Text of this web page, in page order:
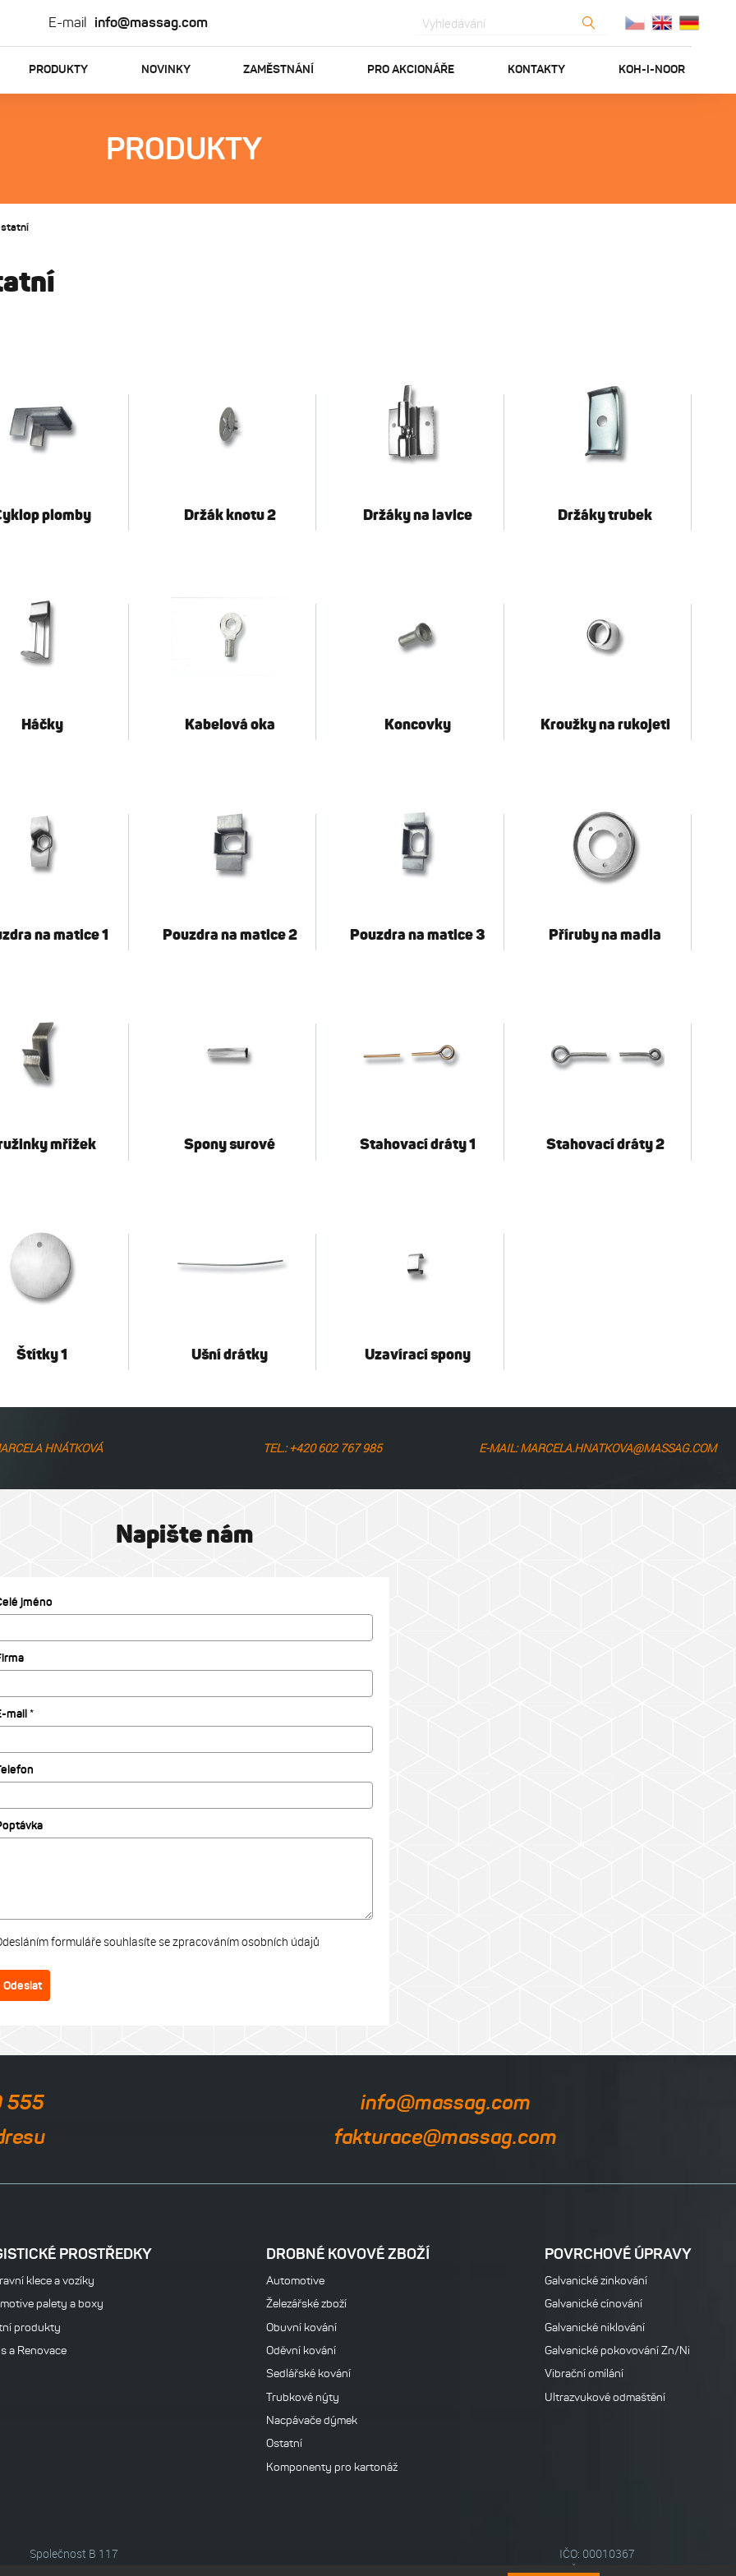
E-mail info@massag.com
PRODUKTY NOVINKY ZAMĚSTNÁNÍ PRO AKCIONÁŘE KONTAKTY KOH-I-NOOR
PRODUKTY
plomby Držák knotu 2 Držáky na lavice Držáky trubek
Háčky Kabelová oka Koncovky Kroužky na rukojeti
na matice 1 Pouzdra na matice 2 Pouzdra na matice 3 Příruby na madla
mřížek Spony surové Stahovací dráty 1 Stahovací dráty 2
Štítky 1 Ušní drátky Uzavírací spony
HNÁTKOVÁ TEL.: +420 602 767 985 E-MAIL: MARCELA.HNATKOVA@MASSAG.COM
Napište nám
jméno
mail *
formuláře souhlasíte se zpracováním osobních údajů
Odeslat
555
info@massag.com
fakturace@massag.com
PROSTŘEDKY
klece a vozíky
palety a boxy
produkty
a Renovace
DROBNÉ KOVOVÉ ZBOŽÍ
Automotive
Železářské zboží
Obuvní kování
Oděvní kování
Sedlářské kování
Trubkové nýty
Nacpávače dýmek
Ostatní
Komponenty pro kartonáž
POVRCHOVÉ ÚPRAVY
Galvanické zinkování
Galvanické cínování
Galvanické niklování
Galvanické pokovování Zn/Ni
Vibrační omílání
Ultrazvukové odmaštění
Společnost B 117
IČO: 00010367
DIČ: CZ00010367